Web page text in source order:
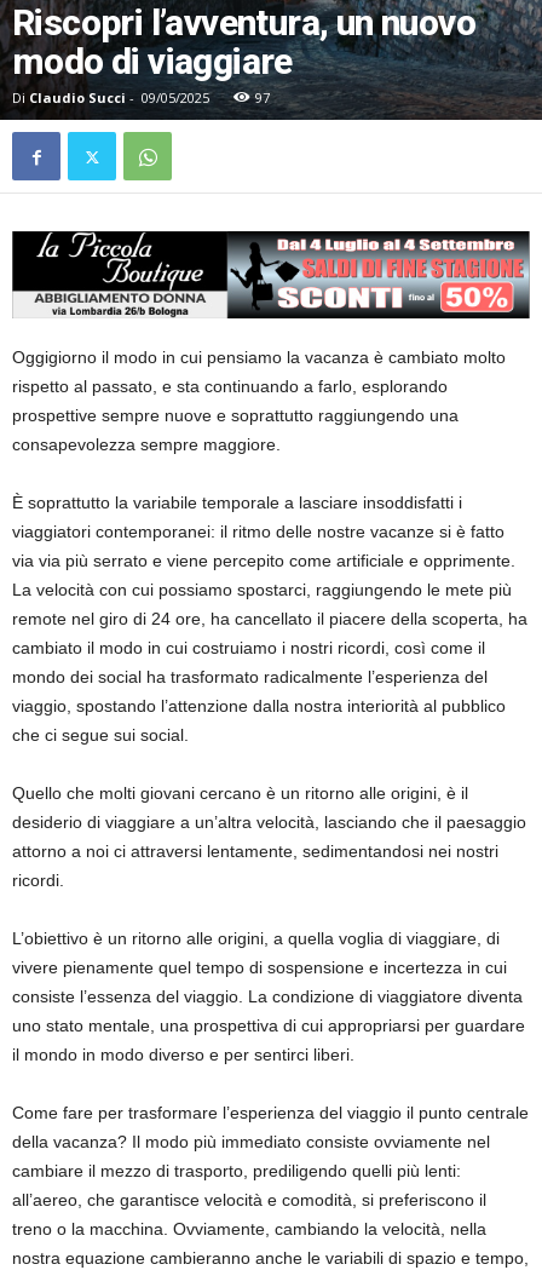
Riscopri l’avventura, un nuovo
modo di viaggiare
Di Claudio Succi - 09/05/2025 97
Oggigiorno il modo in cui pensiamo la vacanza è cambiato molto
rispetto al passato, e sta continuando a farlo, esplorando
prospettive sempre nuove e soprattutto raggiungendo una
consapevolezza sempre maggiore.
È soprattutto la variabile temporale a lasciare insoddisfatti i
viaggiatori contemporanei: il ritmo delle nostre vacanze si è fatto
via via più serrato e viene percepito come artificiale e opprimente.
La velocità con cui possiamo spostarci, raggiungendo le mete più
remote nel giro di 24 ore, ha cancellato il piacere della scoperta, ha
cambiato il modo in cui costruiamo i nostri ricordi, così come il
mondo dei social ha trasformato radicalmente l’esperienza del
viaggio, spostando l’attenzione dalla nostra interiorità al pubblico
che ci segue sui social.
Quello che molti giovani cercano è un ritorno alle origini, è il
desiderio di viaggiare a un’altra velocità, lasciando che il paesaggio
attorno a noi ci attraversi lentamente, sedimentandosi nei nostri
ricordi.
L’obiettivo è un ritorno alle origini, a quella voglia di viaggiare, di
vivere pienamente quel tempo di sospensione e incertezza in cui
consiste l’essenza del viaggio. La condizione di viaggiatore diventa
uno stato mentale, una prospettiva di cui appropriarsi per guardare
il mondo in modo diverso e per sentirci liberi.
Come fare per trasformare l’esperienza del viaggio il punto centrale
della vacanza? Il modo più immediato consiste ovviamente nel
cambiare il mezzo di trasporto, prediligendo quelli più lenti:
all’aereo, che garantisce velocità e comodità, si preferiscono il
treno o la macchina. Ovviamente, cambiando la velocità, nella
nostra equazione cambieranno anche le variabili di spazio e tempo,